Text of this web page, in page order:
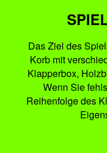
Das Ziel des
Korb mit
Klapperbox,
Wenn Sie
Reihenfolge des